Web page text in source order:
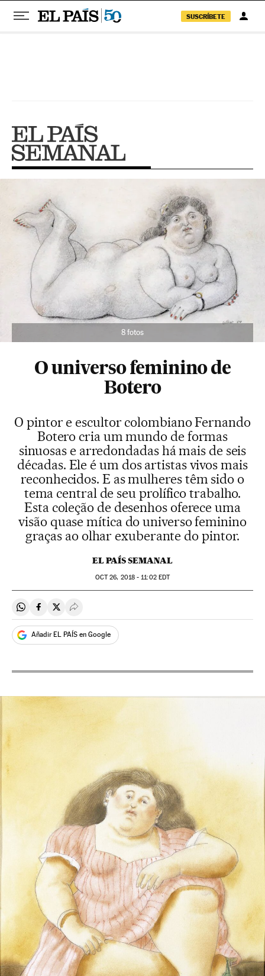
SUSCRÍBETE
8 fotos
O universo feminino de
Botero
O pintor e escultor colombiano Fernando
Botero cria um mundo de formas
sinuosas e arredondadas há mais de seis
décadas. Ele é um dos artistas vivos mais
reconhecidos. E as mulheres têm sido o
tema central de seu prolífico trabalho.
Esta coleção de desenhos oferece uma
visão quase mítica do universo feminino
graças ao olhar exuberante do pintor.
EL PAÍS SEMANAL
OCT26, 2018 - 11:02EDT
Compartir en Whatsapp
Compartir en Facebook
Compartir en Twitter
Desplegar Redes Sociales
Añadir EL PAÍS en Google